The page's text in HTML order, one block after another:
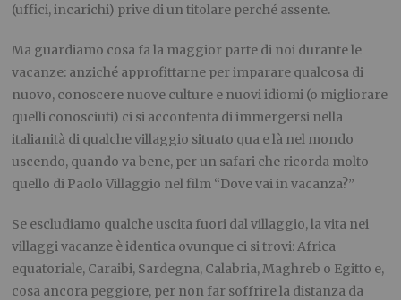
(uffici, incarichi) prive di un titolare perché assente.
Ma guardiamo cosa fa la maggior parte di noi durante le
vacanze: anziché approfittarne per imparare qualcosa di
nuovo, conoscere nuove culture e nuovi idiomi (o migliorare
quelli conosciuti) ci si accontenta di immergersi nella
italianità di qualche villaggio situato qua e là nel mondo
uscendo, quando va bene, per un safari che ricorda molto
quello di Paolo Villaggio nel film “Dove vai in vacanza?”
Se escludiamo qualche uscita fuori dal villaggio, la vita nei
villaggi vacanze è identica ovunque ci si trovi: Africa
equatoriale, Caraibi, Sardegna, Calabria, Maghreb o Egitto e,
cosa ancora peggiore, per non far soffrire la distanza da